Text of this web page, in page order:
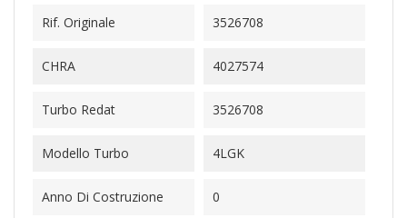
Rif. Originale 3526708
CHRA 4027574
Turbo Redat 3526708
Modello Turbo 4LGK
Anno Di Costruzione 0